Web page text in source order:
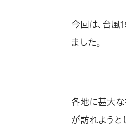
今回は、台
ました。
各地に甚大
が訪れようと